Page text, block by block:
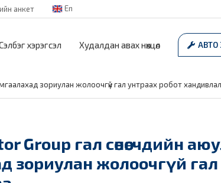
анкет
En
хэрэгсэл Худалдан авах нөхцөл АВТО
зориулан жолоочгүй гал унтраах робот
Group гал сөнөөгчдийн
зориулан жолоочгүй гал